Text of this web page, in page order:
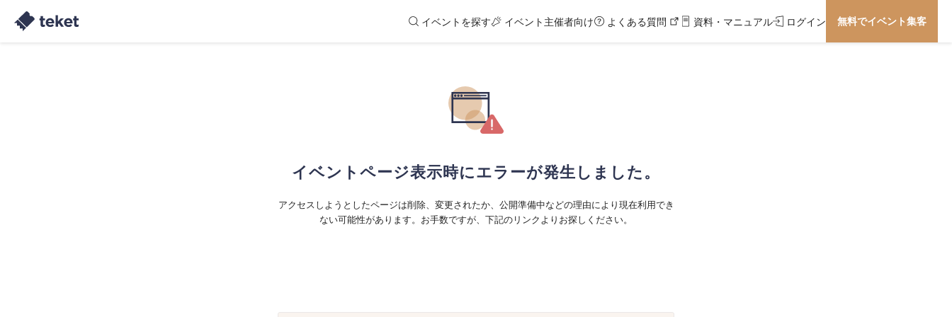
イベントを探す イベント主催者向け よくある質問 資料・マニュアル ログイン 無料でイベント集客
イベントページ表示時にエラーが発生しました。
アクセスしようとしたページは削除、変更されたか、公開準備中などの理由により現在利用でき
ない可能性があります。お手数ですが、下記のリンクよりお探しください。